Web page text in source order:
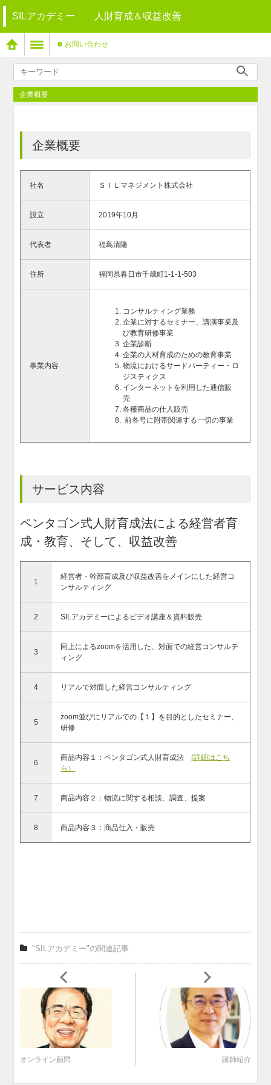
SILアカデミー 人財育成＆収益改善
お問い合わせ
企業概要
企業概要
社名 ＳＩＬマネジメント株式会社
設立 2019年10月
代表者 福島清隆
住所 福岡県春日市千歳町1-1-1-503
事業内容
コンサルティング業務
企業に対するセミナー、講演事業及
び教育研修事業
企業診断
企業の人材育成のための教育事業
物流におけるサードパーティー・ロ
ジスティクス
インターネットを利用した通信販
売
各種商品の仕入販売
前各号に附帯関連する一切の事業
サービス内容
ペンタゴン式人財育成法による経営者育
成・教育、そして、収益改善
1
経営者・幹部育成及び収益改善をメインにした経営コ
ンサルティング
2 SILアカデミーによるビデオ講座＆資料販売
3
同上によるzoomを活用した、対面での経営コンサルテ
ィング
4 リアルで対面した経営コンサルティング
5
zoom並びにリアルでの【１】を目的としたセミナー、
研修
6
商品内容１：ペンタゴン式人財育成法(詳細はこち
ら）
7 商品内容２：物流に関する相談、調査、提案
8 商品内容３：商品仕入・販売
"SILアカデミー"の関連記事
オンライン顧問 講師紹介